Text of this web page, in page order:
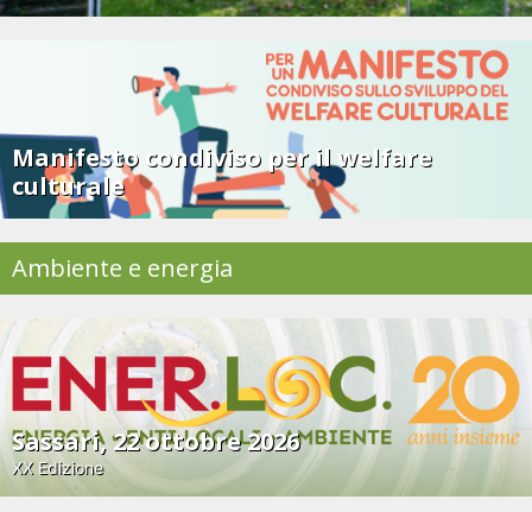
Manifesto condiviso per il welfare
culturale
Ambiente e energia
Sassari, 22 ottobre 2026
XX Edizione